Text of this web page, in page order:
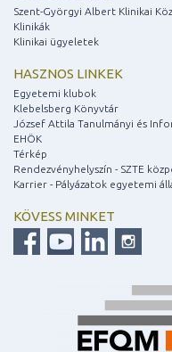
Szent-Györgyi Albert Klinikai
Klinikák
Klinikai ügyeletek
HASZNOS LINKEK
Egyetemi klubok
Klebelsberg Könyvtár
József Attila Tanulmányi és
EHÖK
Térkép
Rendezvényhelyszín - SZTE
Karrier - Pályázatok egyetemi
KÖVESS MINKET